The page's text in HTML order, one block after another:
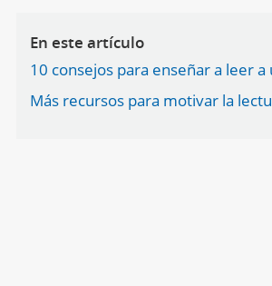
En este artículo
10 consejos para enseñar a leer a
Más recursos para motivar la